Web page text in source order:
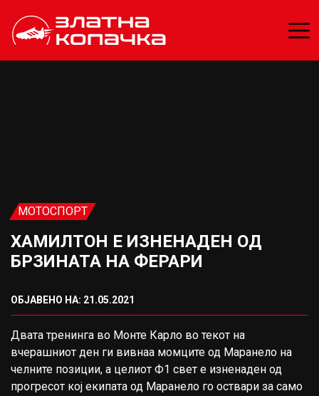
МОТОСПОРТ
ХАМИЛТОН Е ИЗНЕНАДЕН ОД
БРЗИНАТА НА ФЕРАРИ
ОБЈАВЕНО НА: 21.05.2021
Двата тренинга во Монте Карло во текот на
вчерашниот ден ги вивнаа момците од Маранело на
челните позиции, а целиот Ф1 свет е изненаден од
прогресот кој екипата од Маранело го оствари за само